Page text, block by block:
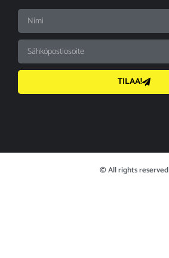
TILAA!
© All rights reserved